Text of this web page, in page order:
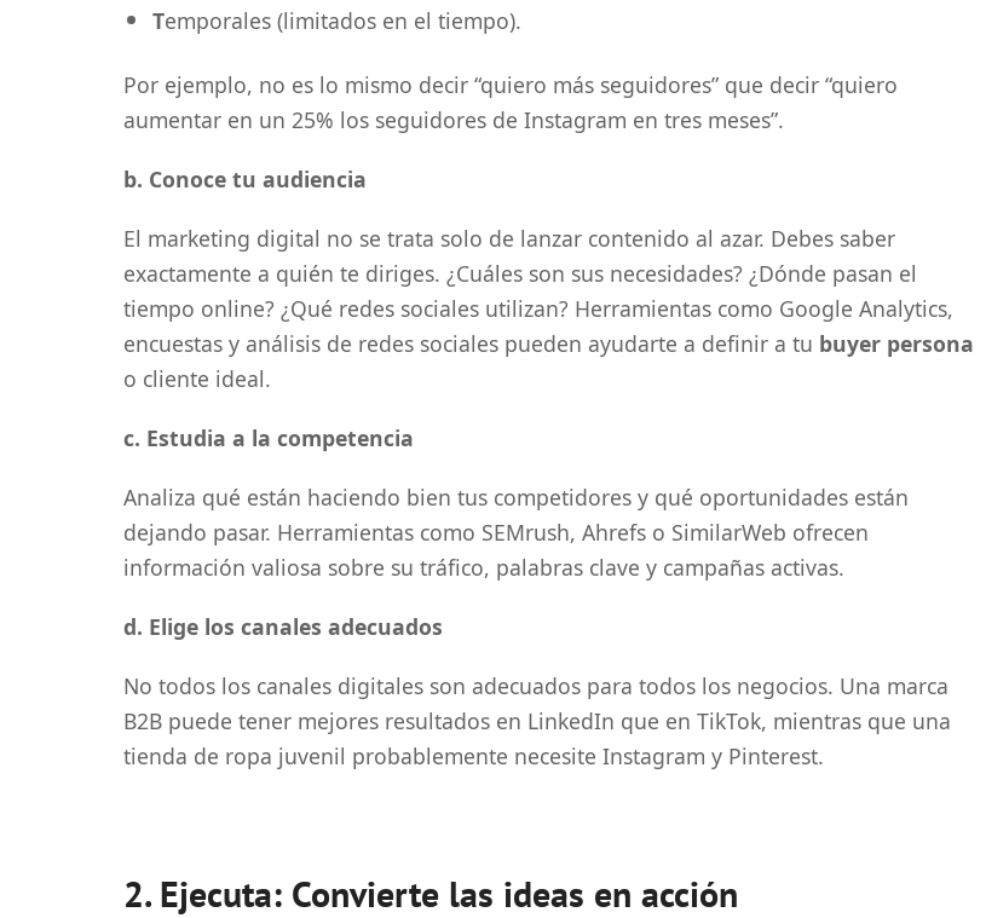
Temporales (limitados en el tiempo).
Por ejemplo, no es lo mismo decir “quiero más seguidores” que decir “quiero
aumentar en un 25% los seguidores de Instagram en tres meses”.
b. Conoce tu audiencia
El marketing digital no se trata solo de lanzar contenido al azar. Debes saber
exactamente a quién te diriges. ¿Cuáles son sus necesidades? ¿Dónde pasan el
tiempo online? ¿Qué redes sociales utilizan? Herramientas como Google Analytics,
encuestas y análisis de redes sociales pueden ayudarte a definir a tu buyer persona
o cliente ideal.
c. Estudia a la competencia
Analiza qué están haciendo bien tus competidores y qué oportunidades están
dejando pasar. Herramientas como SEMrush, Ahrefs o SimilarWeb ofrecen
información valiosa sobre su tráfico, palabras clave y campañas activas.
d. Elige los canales adecuados
No todos los canales digitales son adecuados para todos los negocios. Una marca
B2B puede tener mejores resultados en LinkedIn que en TikTok, mientras que una
tienda de ropa juvenil probablemente necesite Instagram y Pinterest.
2. Ejecuta: Convierte las ideas en acción